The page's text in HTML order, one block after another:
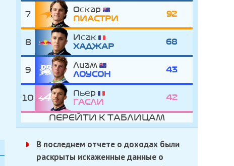
7
Оскар
ПИАСТРИ
92
8
Исак
ХАДЖАР
68
9
Лиам
ЛОУСОН
43
10
Пьер
ГАСЛИ
42
ПЕРЕЙТИ К ТАБЛИЦАМ
В последнем отчете о доходах были
раскрыты искаженные данные о